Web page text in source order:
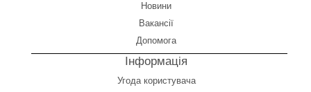
Новини
Вакансії
Допомога
Інформація
Угода користувача